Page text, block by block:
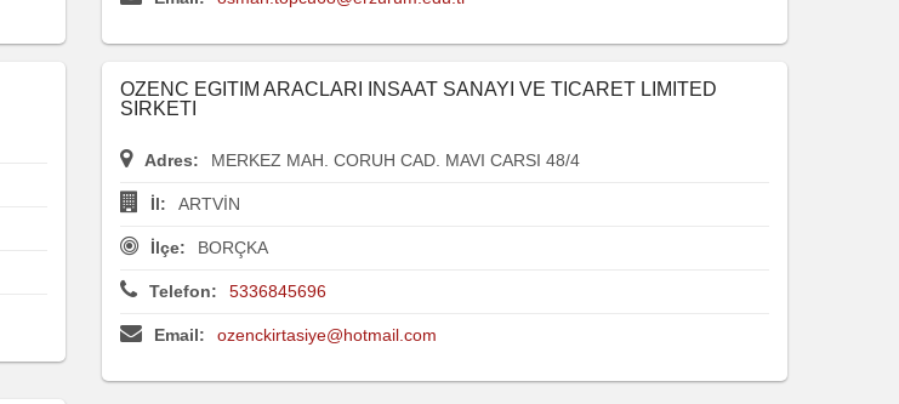
OZENC EGITIM ARACLARI INSAAT SANAYI VE TICARET LIMITED
SIRKETI
Adres: MERKEZ MAH. CORUH CAD. MAVI CARSI 48/4
İl: ARTVİN
İlçe: BORÇKA
Telefon: 5336845696
Email: ozenckirtasiye@hotmail.com